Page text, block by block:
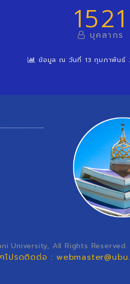
1521
บุคลากร
ข้อมูล ณ วันที่ 13 กุมภาพันธ์
University, All Rights Reserved.
โปรดติดต่อ :